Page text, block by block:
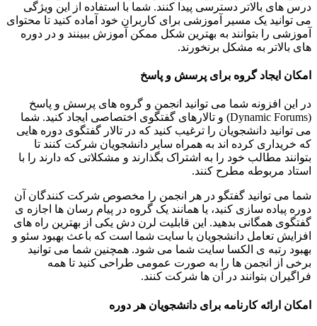
درس ‌های بالاتر دسترسی پیدا کنند. شما با استفاده از این ویژگی
می توانید یک مسیر آموزشی برای کاربران خود آماده کنید تا محتوای
آموزشی را بتوانند به بهترین شکل ممکن آموزش ببینند و در دوره
های بالاتر به مشکل برنخورند.
امکان ایجاد گروه برای پرسش و پاسخ
در این افزونه شما می توانید انجمن‌ و گروه های پرسش و پاسخ
(Dynamic Forums) و تالارهای گفتگوی اختصاصی ایجاد کنید. شما
می توانید دانشجویان را ترغیب کنید که در تالار گفتگوی دوره‌ هایی
که خریداری کرده‌ اند به همراه سایر دانشجویان شرکت کنند تا
بتوانند مطالب خود را به اشتراک بگذارند و مشکلاتی که دارند را با
استاد مربوطه مطرح کنند.
شما می ‌توانید گفتگو در هر انجمن را مخصوص شرکت‌ کنندگان آن
دوره پیاده سازی کنید، یا همانند یک گروه در پیام رسان ها اجازه‌ ی
گفتگوی همگانی بدهید. این قابلیت لرن دش یکی از بهترین راه‌ های
افزایش تعامل دانشجویان با سایت شما است که باعث بهبود سئو و
بهبود رتبه‌ ی الکسا سایت شما می‌ شود. همچنین شما می توانید
برخی از انجمن ها را به صورت عمومی طراحی کنید تا همه
فراگیران بتوانند در آن ها شرکت کنند.
امکان ارائه کارنامه برای دانشجویان هر دوره